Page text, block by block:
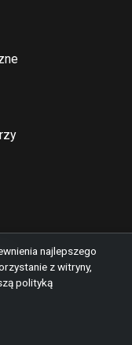
najlepszego
z witryny,
polityką